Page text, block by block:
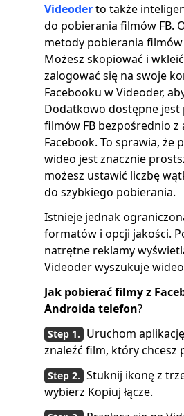
Videoderto także
do pobierania filmów FB.
metody pobierania filmów
Możesz skopiować i
zalogować się na swoje
Facebooku w Videoder,
Dodatkowo dostępne jest
filmów FB bezpośrednio z
Facebook. To sprawia, że
wideo jest znacznie
możesz ustawić liczbę
do szybkiego pobierania.
Istnieje jednak
formatów i opcji jakości.
natrętne reklamy
Videoder wyszukuje
Jak pobierać filmy z
Androida telefon?
Uruchom
znaleźć film, który chcesz
Stuknij ikonę z
wybierz Kopiuj łącze.